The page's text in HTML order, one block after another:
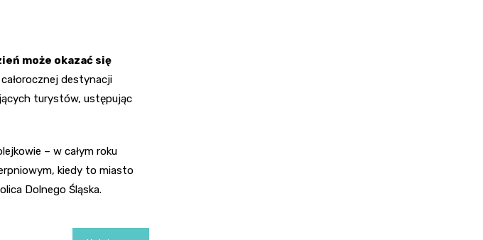
może okazać się
destynacji
turystów, ustępując
– w całym roku
kiedy to miasto
Dolnego Śląska.